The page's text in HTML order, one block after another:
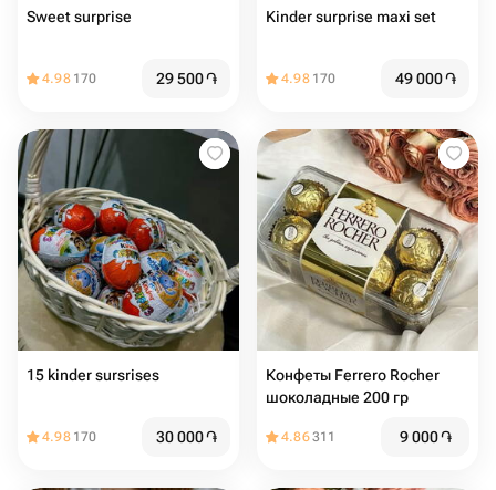
Sweet surprise
4.98 170 29 500֏
Kinder surprise maxi set
4.98 170 49 000֏
15 kinder sursrises
4.98 170 30 000֏
Конфеты Ferrero Rocher
шоколадные 200 гр
4.86311 9 000֏